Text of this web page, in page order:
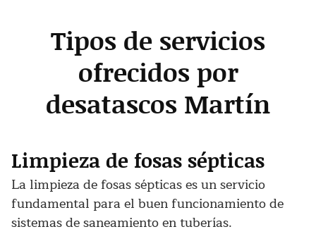
Tipos de servicios
ofrecidos por
desatascos Martín
Limpieza de fosas sépticas
La limpieza de fosas sépticas es un servicio
fundamental para el buen funcionamiento de
sistemas de saneamiento en tuberías.